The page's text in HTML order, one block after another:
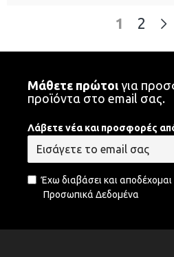
1 2
Μάθετε πρώτοι για
προϊόντα στο email σας.
Λάβετε νέα και προσφορές
Έχω διαβάσει και
Προσωπικά Δεδομένα